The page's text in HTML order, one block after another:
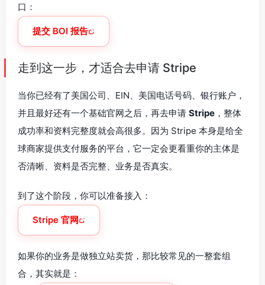
口：
提交 BOI 报告
走到这一步，才适合去申请 Stripe
当你已经有了美国公司、EIN、美国电话号码、银行账户，
并且最好还有一个基础官网之后，再去申请 Stripe ，整体
成功率和资料完整度就会高很多。因为 Stripe 本身是给全
球商家提供支付服务的平台，它一定会更看重你的主体是
否清晰、资料是否完整、业务是否真实。
到了这个阶段，你可以准备接入：
Stripe 官网
如果你的业务是做独立站卖货，那比较常见的一整套组
合，其实就是：